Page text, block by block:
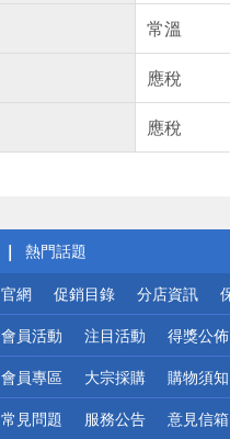
常溫
應稅
應稅
得獎公告
熱門話題
銀行優惠
偏遠地區配送
詐騙網頁！請小心！
官網 促銷目錄 分店資訊
會員活動 注目活動 得獎公佈
會員專區 大宗採購 購物須知
常見問題 服務公告 意見信箱